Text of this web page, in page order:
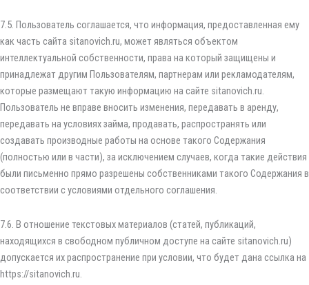
7.5. Пользователь соглашается, что информация, предоставленная ему
как часть сайта sitanovich.ru, может являться объектом
интеллектуальной собственности, права на который защищены и
принадлежат другим Пользователям, партнерам или рекламодателям,
которые размещают такую информацию на сайте sitanovich.ru.
Пользователь не вправе вносить изменения, передавать в аренду,
передавать на условиях займа, продавать, распространять или
создавать производные работы на основе такого Содержания
(полностью или в части), за исключением случаев, когда такие действия
были письменно прямо разрешены собственниками такого Содержания в
соответствии с условиями отдельного соглашения.
7.6. В отношение текстовых материалов (статей, публикаций,
находящихся в свободном публичном доступе на сайте sitanovich.ru)
допускается их распространение при условии, что будет дана ссылка на
https://sitanovich.ru.